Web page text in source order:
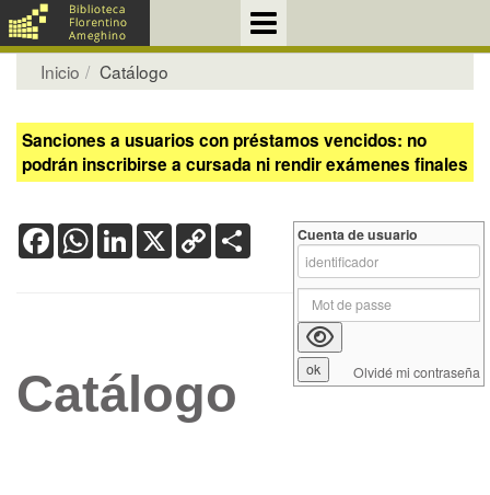
Inicio Catálogo
Sanciones a usuarios con préstamos vencidos: no
podrán inscribirse a cursada ni rendir exámenes finales
FacebookWhatsApp
LinkedIn
X Copy
Link
Catálogo
Cuenta de usuario
Olvidé mi contraseña